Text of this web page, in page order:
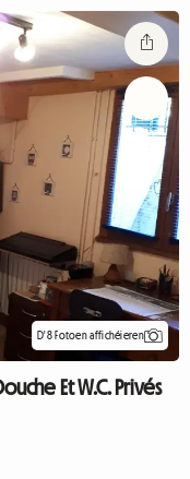
D'8 Fotoen affichéieren
Et W.C. Privés